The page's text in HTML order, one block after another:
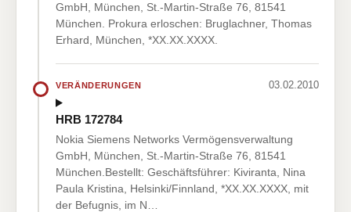
GmbH, München, St.-Martin-Straße 76, 81541
München. Prokura erloschen: Bruglachner, Thomas
Erhard, München, *XX.XX.XXXX.
VERÄNDERUNGEN 03.02.2010
HRB 172784
Nokia Siemens Networks Vermögensverwaltung
GmbH, München, St.-Martin-Straße 76, 81541
München.Bestellt: Geschäftsführer: Kiviranta, Nina
Paula Kristina, Helsinki/Finnland, *XX.XX.XXXX, mit
der Befugnis, im N…